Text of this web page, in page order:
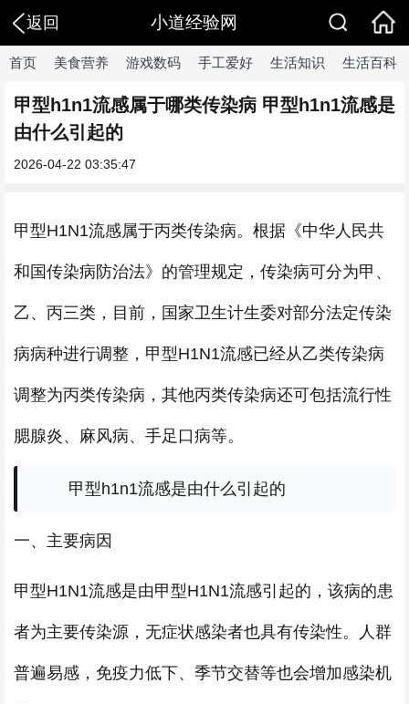
返回 小道经验网
首页 美食营养 游戏数码 手工爱好 生活知识 生活百科
甲型h1n1流感属于哪类传染病 甲型h1n1流感是
由什么引起的
2026-04-22 03:35:47
甲型H1N1流感属于丙类传染病。根据《中华人民共
和国传染病防治法》的管理规定，传染病可分为甲、
乙、丙三类，目前，国家卫生计生委对部分法定传染
病病种进行调整，甲型H1N1流感已经从乙类传染病
调整为丙类传染病，其他丙类传染病还可包括流行性
腮腺炎、麻风病、手足口病等。
甲型h1n1流感是由什么引起的
一、主要病因
甲型H1N1流感是由甲型H1N1流感引起的，该病的患
者为主要传染源，无症状感染者也具有传染性。人群
普遍易感，免疫力低下、季节交替等也会增加感染机